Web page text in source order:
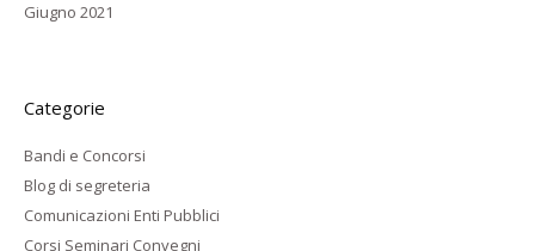
Giugno 2021
Categorie
Bandi e Concorsi
Blog di segreteria
Comunicazioni Enti Pubblici
Corsi Seminari Convegni